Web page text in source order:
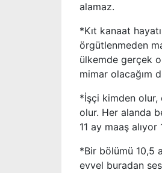
alamaz.
*Kıt kanaat
örgütlenmeden
ülkemde gerçek
mimar olacağım
*İşçi kimden olur,
olur. Her alanda
11 ay maaş alıyor
*Bir bölümü 10,5
evvel buradan